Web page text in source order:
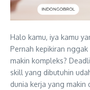
Halo kamu, iya kamu
Pernah kepikiran
makin kompleks?
skill yang dibutuhin
dunia kerja yang makin